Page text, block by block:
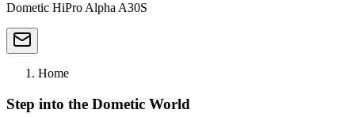
Dometic HiPro Alpha A30S
Home
Step into the Dometic World